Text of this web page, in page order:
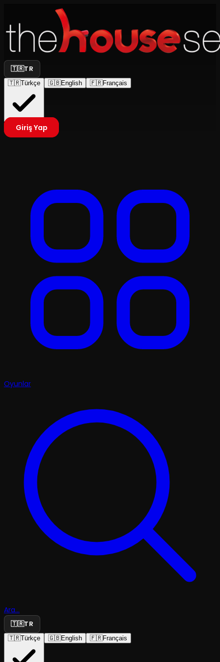
🇹🇷TR
🇹🇷Türkçe 🇬🇧English 🇫🇷Français
Giriş Yap
Oyunlar
Ara...
🇹🇷TR
🇹🇷Türkçe 🇬🇧English 🇫🇷Français